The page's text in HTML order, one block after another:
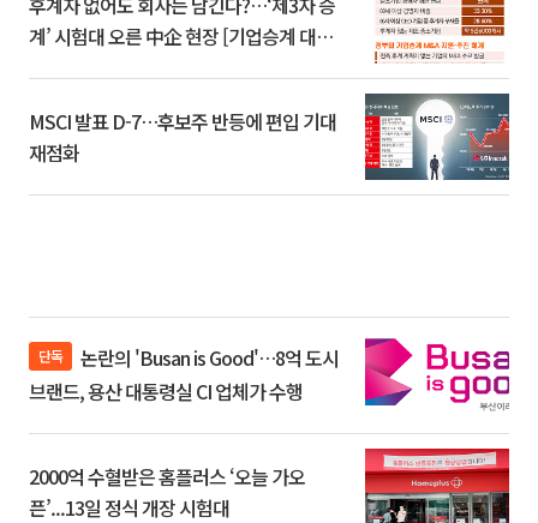
계’ 시험대 오른 中企 현장 [기업승계 대전
MSCI 발표 D-7…후보주 반등에 편입 기대
재점화
단독
브랜드, 용산 대통령실 CI 업체가 수행
2000억 수혈받은 홈플러스 ‘오늘 가오
픈’...13일 정식 개장 시험대